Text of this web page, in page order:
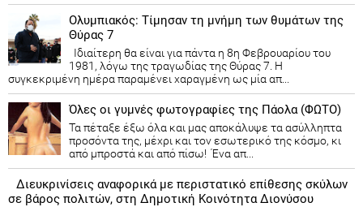
Ολυμπιακός: Τίμησαν τη μνήμη των θυμάτων της
Θύρας 7
Ιδιαίτερη θα είναι για πάντα η 8η Φεβρουαρίου του
1981, λόγω της τραγωδίας της Θύρας 7. Η
συγκεκριμένη ημέρα παραμένει χαραγμένη ως μία απ...
Όλες οι γυμνές φωτογραφίες της Πάολα (ΦΩΤΟ)
Τα πέταξε έξω όλα και μας αποκάλυψε τα ασύλληπτα
προσόντα της, μέχρι και τον εσωτερικό της κόσμο, κι
από μπροστά και από πίσω! Ένα απ...
Διευκρινίσεις αναφορικά με περιστατικό επίθεσης σκύλων
σε βάρος πολιτών, στη Δημοτική Κοινότητα Διονύσου